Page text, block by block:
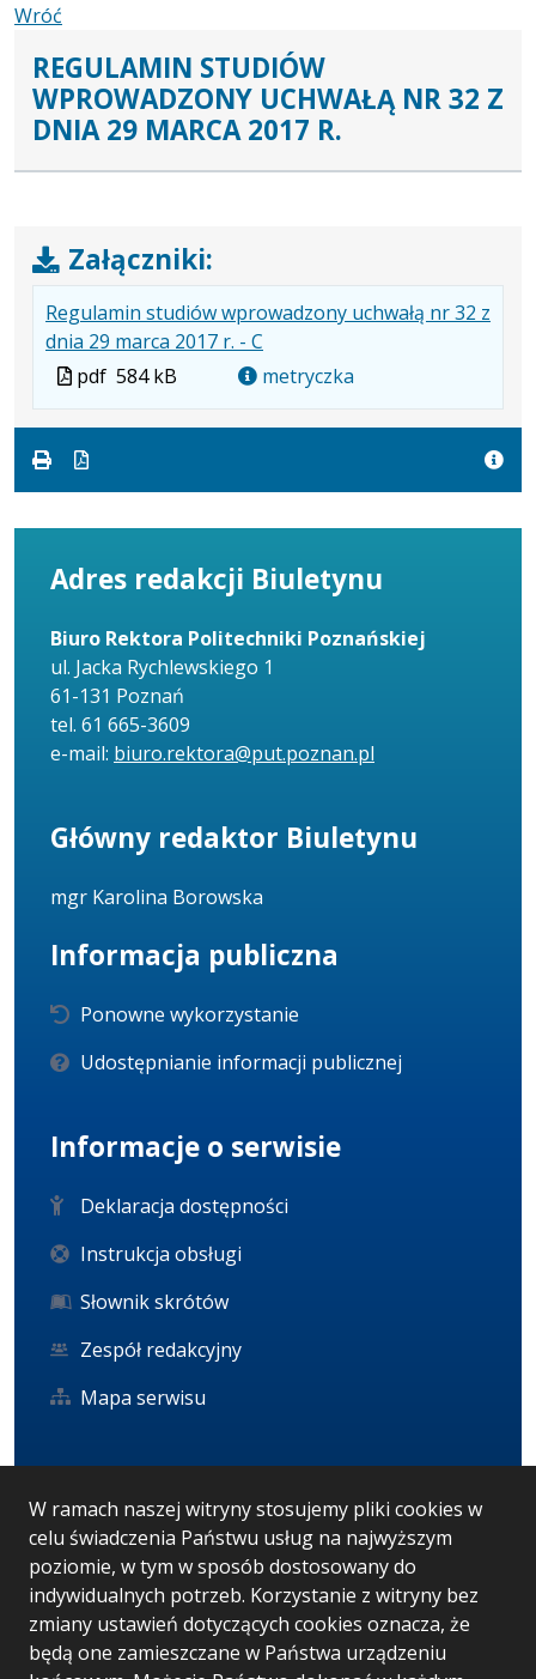
W ramach naszej witryny stosujemy pliki cookies w
celu świadczenia Państwu usług na najwyższym
poziomie, w tym w sposób dostosowany do
indywidualnych potrzeb. Korzystanie z witryny bez
zmiany ustawień dotyczących cookies oznacza, że
będą one zamieszczane w Państwa urządzeniu
Wróć
REGULAMIN STUDIÓW
WPROWADZONY UCHWAŁĄ NR 32 Z
DNIA 29 MARCA 2017 R.
Załączniki:
Regulamin studiów wprowadzony uchwałą nr 32 z
dnia 29 marca 2017 r. - C
Plik
formacie:
Rozmiar
pliku:
584
Otwiera
w
Plik
formacie
pdf 584 kB metryczka
Adres redakcji Biuletynu
Biuro Rektora Politechniki Poznańskiej
ul. Jacka Rychlewskiego 1
61-131 Poznań
tel. 61 665-3609
e-mail: biuro.rektora@put.poznan.pl
Główny redaktor Biuletynu
mgr Karolina Borowska
Informacja publiczna
Ponowne wykorzystanie
Udostępnianie informacji publicznej
Informacje o serwisie
Deklaracja dostępności
Instrukcja obsługi
Słownik skrótów
Zespół redakcyjny
Mapa serwisu
Statystyki oglądalności
Ostatnio dodane
RODO